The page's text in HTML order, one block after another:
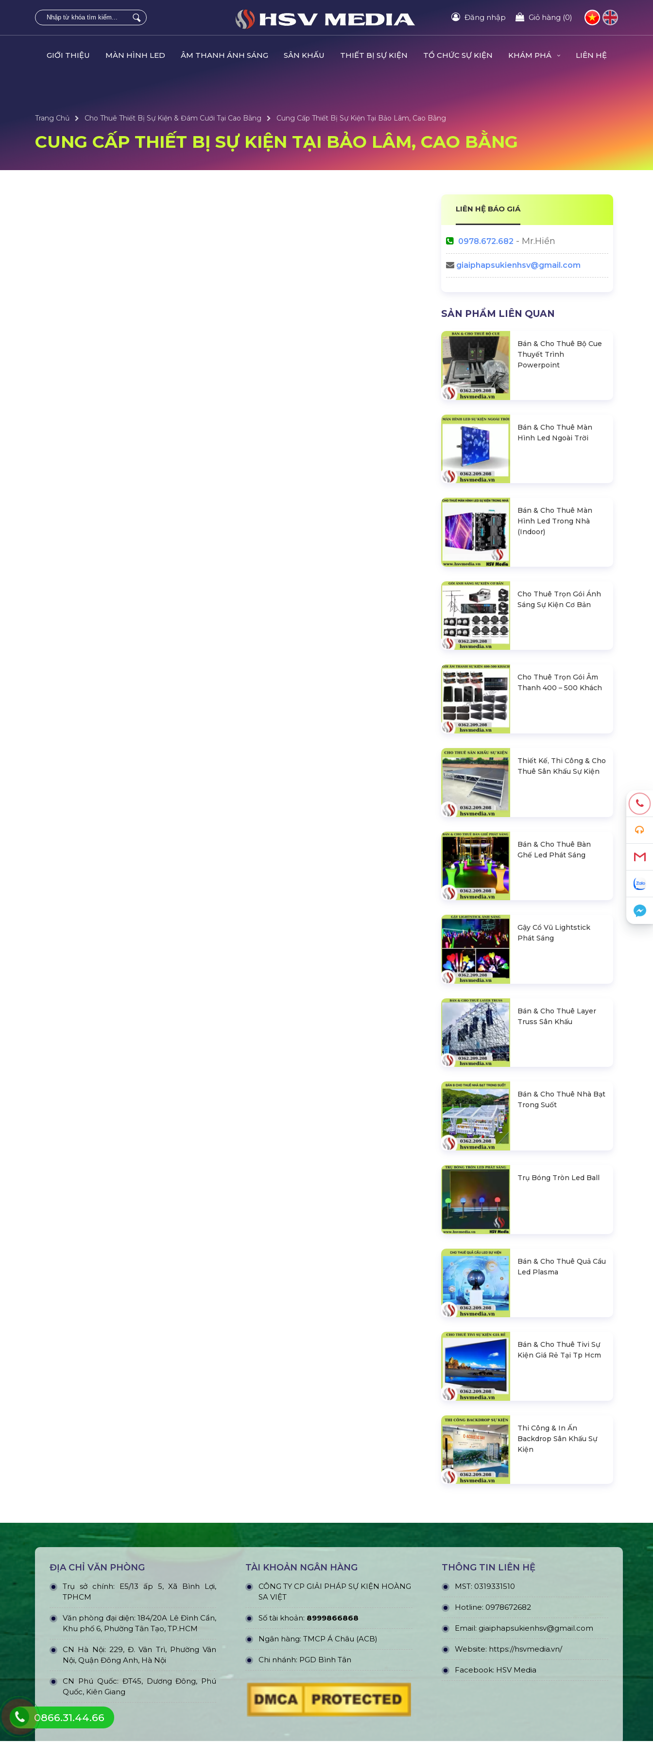
Đăng nhập Giỏ hàng (0)
GIỚI THIỆU MÀN HÌNH LED ÂM THANH ÁNH SÁNG SÂN KHẤU THIẾT BỊ SỰ KIỆN TỔ CHỨC SỰ KIỆN KHÁM PHÁ LIÊN HỆ
Trang Chủ Cho Thuê Thiết Bị Sự Kiện & Đám Cưới Tại Cao Bằng Cung Cấp Thiết Bị Sự Kiện Tại Bảo Lâm, Cao Bằng
CUNG CẤP THIẾT BỊ SỰ KIỆN TẠI BẢO LÂM, CAO BẰNG
LIÊN HỆ BÁO GIÁ
0978.672.682 - Mr.Hiền
giaiphapsukienhsv@gmail.com
SẢN PHẨM LIÊN QUAN
Bán & Cho Thuê Bộ Cue
Thuyết Trình
Powerpoint
Bán & Cho Thuê Màn
Hình Led Ngoài Trời
Bán & Cho Thuê Màn
Hình Led Trong Nhà
(Indoor)
Cho Thuê Trọn Gói Ánh
Sáng Sự Kiện Cơ Bản
Cho Thuê Trọn Gói Âm
Thanh 400 – 500 Khách
Thiết Kế, Thi Công & Cho
Thuê Sân Khấu Sự Kiện
Bán & Cho Thuê Bàn
Ghế Led Phát Sáng
Gậy Cổ Vũ Lightstick
Phát Sáng
Bán & Cho Thuê Layer
Truss Sân Khấu
Bán & Cho Thuê Nhà Bạt
Trong Suốt
Trụ Bóng Tròn Led Ball
Bán & Cho Thuê Quả Cầu
Led Plasma
Bán & Cho Thuê Tivi Sự
Kiện Giá Rẻ Tại Tp Hcm
Thi Công & In Ấn
Backdrop Sân Khấu Sự
Kiện
ĐỊA CHỈ VĂN PHÒNG
Trụ sở chính: E5/13 ấp 5, Xã Bình Lợi,
TPHCM
Văn phòng đại diện: 184/20A Lê Đình Cẩn,
Khu phố 6, Phường Tân Tạo, TP.HCM
CN Hà Nội: 229, Đ. Vân Trì, Phường Vân
Nội, Quận Đông Anh, Hà Nội
CN Phú Quốc: ĐT45, Dương Đông, Phú
Quốc, Kiên Giang
TÀI KHOẢN NGÂN HÀNG
CÔNG TY CP GIẢI PHÁP SỰ KIỆN HOÀNG
SA VIỆT
Số tài khoản: 8999866868
Ngân hàng: TMCP Á Châu (ACB)
Chi nhánh: PGD Bình Tân
THÔNG TIN LIÊN HỆ
MST: 0319331510
Hotline: 0978672682
Email: giaiphapsukienhsv@gmail.com
Website: https://hsvmedia.vn/
Facebook: HSV Media
0866.31.44.66